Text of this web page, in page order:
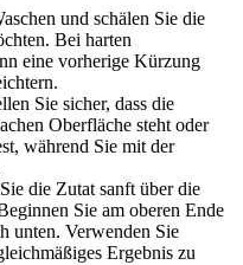
und schälen Sie die
Bei harten
eine vorherige Kürzung
Sie sicher, dass die
Oberfläche steht oder
während Sie mit der
die Zutat sanft über die
Sie am oberen Ende
unten. Verwenden Sie
Ergebnis zu